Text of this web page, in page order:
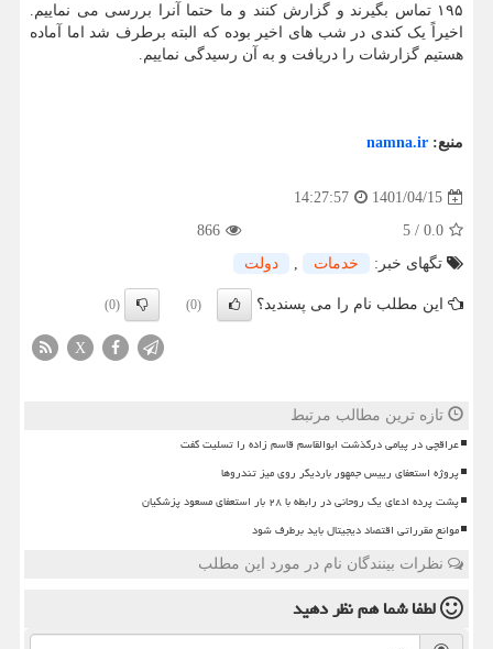
۱۹۵ تماس بگیرند و گزارش کنند و ما حتما آنرا بررسی می نماییم.
اخیراً یک کندی در شب های اخیر بوده که البته برطرف شد اما آماده
هستیم گزارشات را دریافت و به آن رسیدگی نماییم.
منبع: namna.ir
1401/04/15
14:27:57
0.0
/
5
866
تگهای خبر:
خدمات , دولت
این مطلب نام را می پسندید؟ (0)
(0)
X
تازه ترین مطالب مرتبط
عراقچی در پیامی درگذشت ابوالقاسم قاسم زاده را تسلیت گفت
پروژه استعفای رییس جمهور باردیگر روی میز تندروها
پشت پرده ادعای یک روحانی در رابطه با ۲۸ بار استعفای مسعود پزشکیان
موانع مقرراتی اقتصاد دیجیتال باید برطرف شود
نظرات بینندگان نام در مورد این مطلب
لطفا شما همنظر دهید